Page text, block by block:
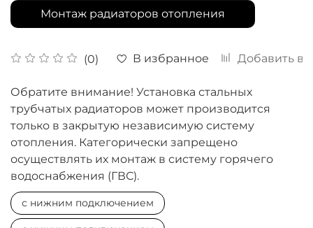
(0) В избранное Добавить в
Монтаж радиаторов отопления
Обратите внимание! Установка стальных
трубчатых радиаторов может производится
только в закрытую независимую систему
отопления. Категорически запрещено
осуществлять их монтаж в систему горячего
водоснабжения (ГВС).
с нижним подключением